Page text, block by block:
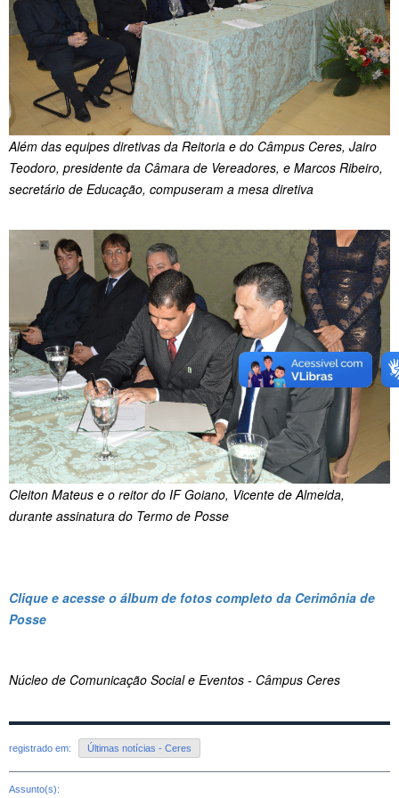
Além das equipes diretivas da Reitoria e do Câmpus Ceres, Jairo
Teodoro, presidente da Câmara de Vereadores, e Marcos Ribeiro,
secretário de Educação, compuseram a mesa diretiva
Cleiton Mateus e o reitor do IF Goiano, Vicente de Almeida,
durante assinatura do Termo de Posse
Clique e acesse o álbum de fotos completo da Cerimônia de
Posse
Núcleo de Comunicação Social e Eventos - Câmpus Ceres
registrado em: Últimas notícias - Ceres
Assunto(s):